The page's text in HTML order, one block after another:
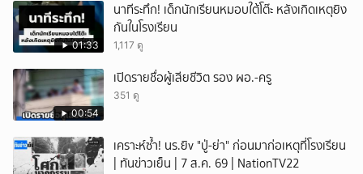
01:33
นาทีระทึก! เด็กนักเรียนหมอบใต้โต๊ะ หลังเกิดเหตุยิง
กันในโรงเรียน
1,117 ดู
00:54
เปิดรายชื่อผู้เสียชีวิต รอง ผอ.-ครู
351 ดู
เคราะห์ซ้ำ! นร.ยิv "ปู่-ย่า" ก่อนมาก่อเหตุที่โรงเรียน
| ทันข่าวเย็น | 7 ส.ค. 69 | NationTV22